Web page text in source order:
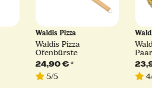
Waldis Pizza
Waldis Pizza
Ofenbürste
24,90 €*
5/5